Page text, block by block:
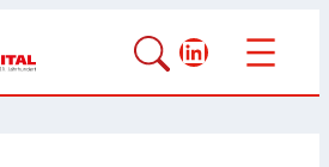
LinkedIn